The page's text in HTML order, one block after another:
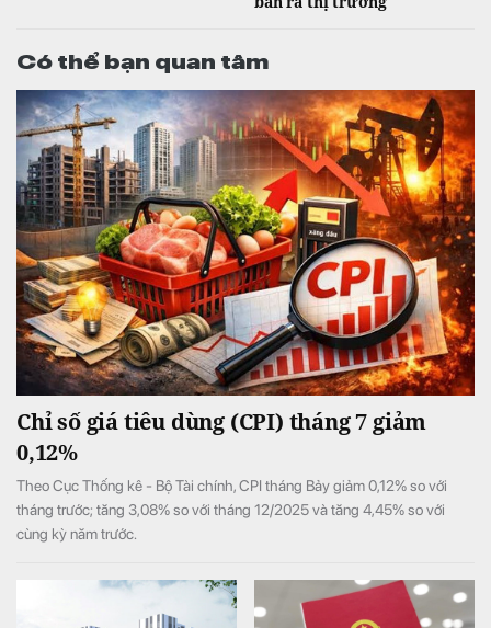
Có thể bạn quan tâm
Chỉ số giá tiêu dùng (CPI) tháng 7 giảm
0,12%
Theo Cục Thống kê - Bộ Tài chính, CPI tháng Bảy giảm 0,12% so với
tháng trước; tăng 3,08% so với tháng 12/2025 và tăng 4,45% so với
cùng kỳ năm trước.